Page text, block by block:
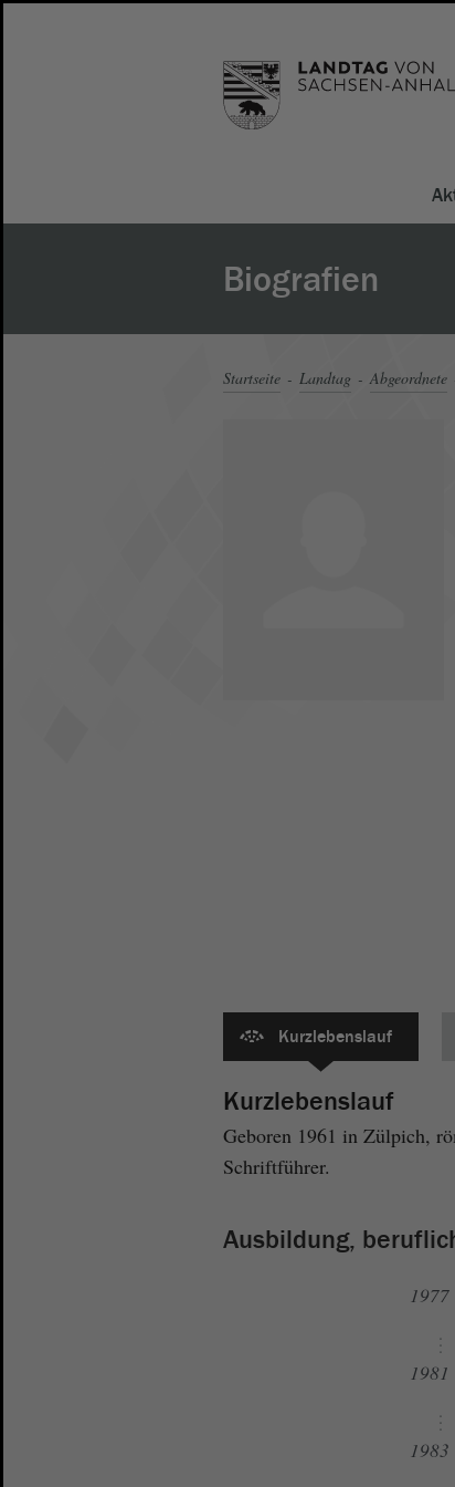
Biografien
Startseite Landtag Abgeordnete
Kurzlebenslauf
Kurzlebenslauf
Geboren 1961 in Zülpich,
Schriftführer.
Ausbildung,
1977
1981
1983